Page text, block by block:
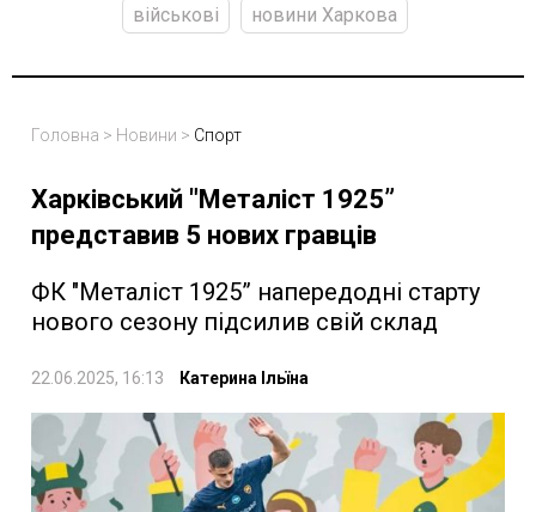
військові
новини Харкова
Головна > Новини > Спорт
Харківський "Металіст 1925”
представив 5 нових гравців
ФК "Металіст 1925” напередодні старту
нового сезону підсилив свій склад
22.06.2025, 16:13 Катерина Ільїна